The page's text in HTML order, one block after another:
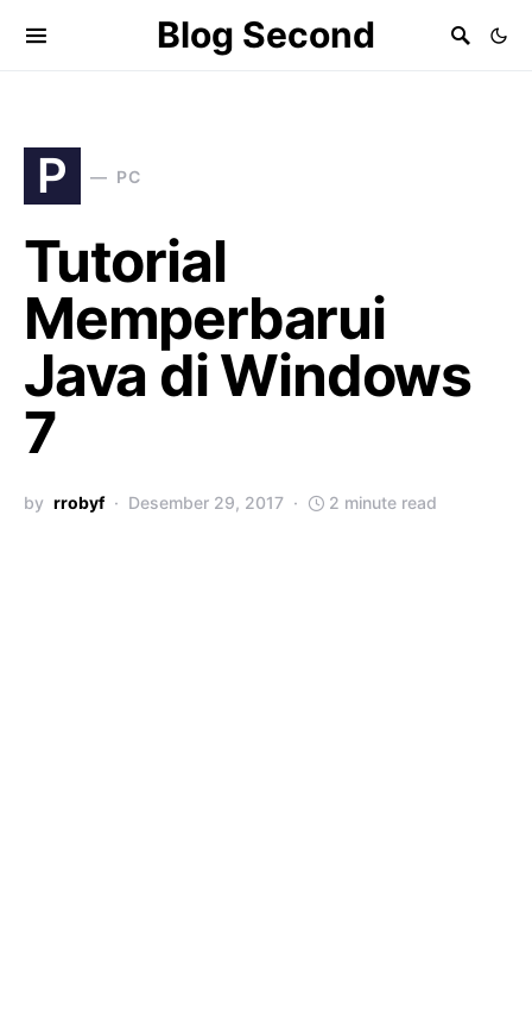
Blog Second
P PC
Tutorial
Memperbarui
Java di Windows
7
by rrobyf Desember 29, 2017 2 minute read